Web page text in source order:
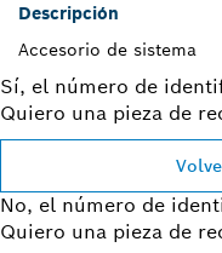
Descripción
Accesorio de sistema
Sí, el número de
Quiero una pieza de
No, el número de
Quiero una pieza de